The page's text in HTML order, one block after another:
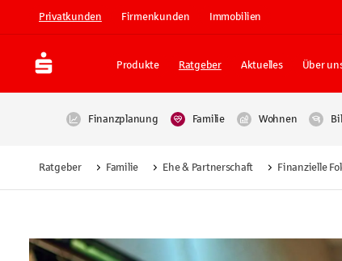
Privatkunden Firmenkunden Immobilien
Produkte Ratgeber Aktuelles Über
Finanzplanung Familie Wohnen
Ratgeber Familie Ehe & Partnerschaft Finanzielle